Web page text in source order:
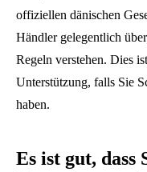
offiziellen dänischen
Händler gelegentlich
Regeln verstehen. Dies
Unterstützung, falls Sie
haben.
Es ist gut, dass